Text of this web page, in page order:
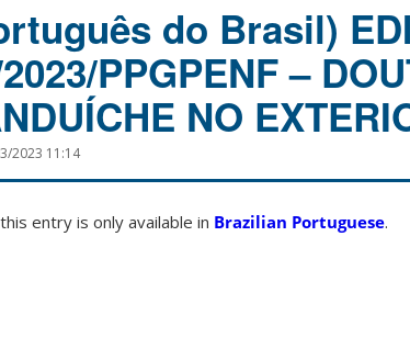
do Brasil)
PPGPENF –
NO
2023 11:14
entry is only available in Brazilian Portuguese.